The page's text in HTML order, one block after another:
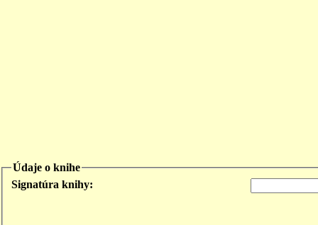
Údaje o knihe
Signatúra knihy: